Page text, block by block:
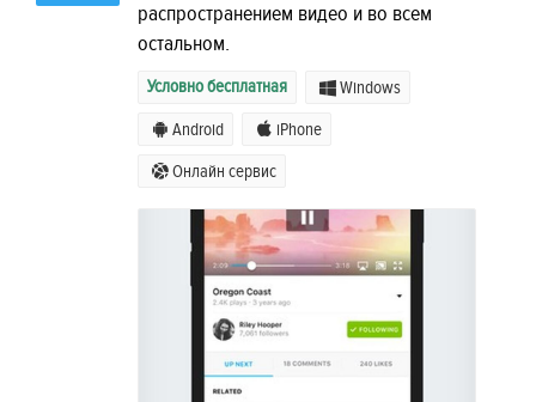
распространением видео и во всем
остальном.
Условно бесплатная Windows
Android iPhone
Онлайн сервис